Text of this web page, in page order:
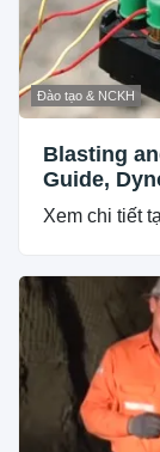
Đào tạo & NCKH
Blasting
Guide,
Xem chi tiết